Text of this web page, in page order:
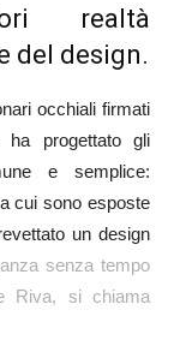
realtà
del design.
occhiali firmati
ha progettato gli
e semplice:
cui sono esposte
un design
senza tempo
Riva, si chiama